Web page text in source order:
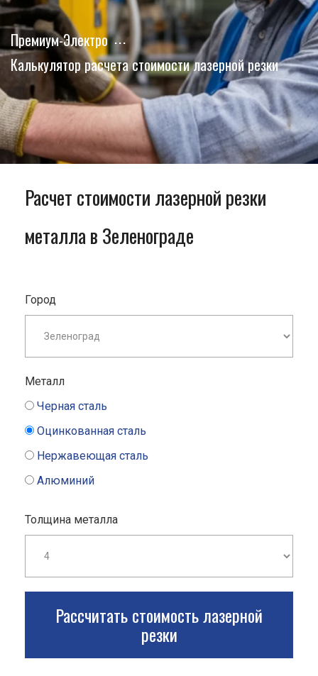
Премиум-Электро
Калькулятор расчета стоимости лазерной резки
Расчет стоимости лазерной резки
металла в Зеленограде
Город
Металл
Черная сталь
Оцинкованная сталь
Нержавеющая сталь
Алюминий
Толщина металла
Рассчитать стоимость лазерной
резки